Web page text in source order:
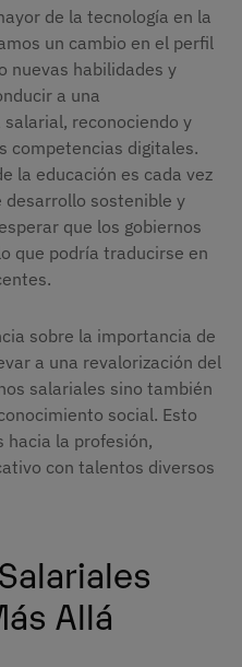
de la tecnología en la
un cambio en el perfil
nuevas habilidades y
a una
reconociendo y
competencias digitales.
la educación es cada vez
desarrollo sostenible y
que los gobiernos
que podría traducirse en
sobre la importancia de
a una revalorización del
salariales sino también
social. Esto
hacia la profesión,
con talentos diversos
Allá